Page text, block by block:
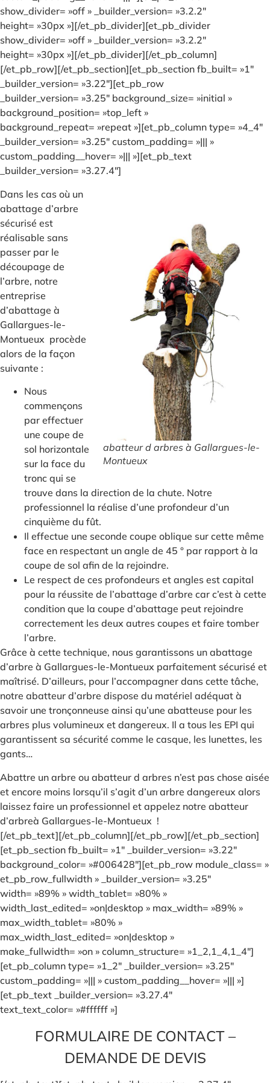
show_divider= »off » _builder_version= »3.2.2″
height= »30px »][/et_pb_divider][et_pb_divider
show_divider= »off » _builder_version= »3.2.2″
height= »30px »][/et_pb_divider][/et_pb_column]
[/et_pb_row][/et_pb_section][et_pb_section fb_built= »1″
_builder_version= »3.22″][et_pb_row
_builder_version= »3.25″ background_size= »initial »
background_position= »top_left »
background_repeat= »repeat »][et_pb_column type= »4_4″
_builder_version= »3.25″ custom_padding= »||| »
custom_padding__hover= »||| »][et_pb_text
_builder_version= »3.27.4″]
abatteur d arbres à Gallargues-le-
Montueux
Dans les cas où un
abattage d’arbre
sécurisé est
réalisable sans
passer par le
découpage de
l’arbre, notre
entreprise
d’abattage à
Gallargues-le-
Montueux procède
alors de la façon
suivante :
Nous
commençons
par effectuer
une coupe de
sol horizontale
sur la face du
tronc qui se
trouve dans la direction de la chute. Notre
professionnel la réalise d’une profondeur d’un
cinquième du fût.
Il effectue une seconde coupe oblique sur cette même
face en respectant un angle de 45 ° par rapport à la
coupe de sol afin de la rejoindre.
Le respect de ces profondeurs et angles est capital
pour la réussite de l’abattage d’arbre car c’est à cette
condition que la coupe d’abattage peut rejoindre
correctement les deux autres coupes et faire tomber
l’arbre.
Grâce à cette technique, nous garantissons un abattage
d’arbre à Gallargues-le-Montueux parfaitement sécurisé et
maîtrisé. D’ailleurs, pour l’accompagner dans cette tâche,
notre abatteur d’arbre dispose du matériel adéquat à
savoir une tronçonneuse ainsi qu’une abatteuse pour les
arbres plus volumineux et dangereux. Il a tous les EPI qui
garantissent sa sécurité comme le casque, les lunettes, les
gants…
Abattre un arbre ou abatteur d arbres n’est pas chose aisée
et encore moins lorsqu’il s’agit d’un arbre dangereux alors
laissez faire un professionnel et appelez notre abatteur
d’arbreà Gallargues-le-Montueux !
[/et_pb_text][/et_pb_column][/et_pb_row][/et_pb_section]
[et_pb_section fb_built= »1″ _builder_version= »3.22″
background_color= »#006428″][et_pb_row module_class= »
et_pb_row_fullwidth » _builder_version= »3.25″
width= »89% » width_tablet= »80% »
width_last_edited= »on|desktop » max_width= »89% »
max_width_tablet= »80% »
max_width_last_edited= »on|desktop »
make_fullwidth= »on » column_structure= »1_2,1_4,1_4″]
[et_pb_column type= »1_2″ _builder_version= »3.25″
custom_padding= »||| » custom_padding__hover= »||| »]
[et_pb_text _builder_version= »3.27.4″
text_text_color= »#ffffff »]
FORMULAIRE DE CONTACT –
DEMANDE DE DEVIS